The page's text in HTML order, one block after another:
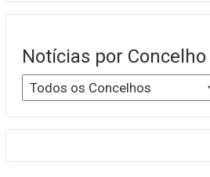
Notícias por Concelho